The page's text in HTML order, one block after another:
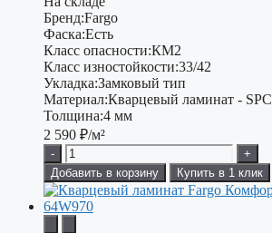
Бренд:Fargo
Фаска:Есть
Класс опасности:КМ2
Класс изностойкости:33/42
Укладка:Замковый тип
Материал:Кварцевый ламинат - SPC
Толщина:4 мм
2 590 ₽/м²
-
+
Добавить в корзину
Купить в 1 клик